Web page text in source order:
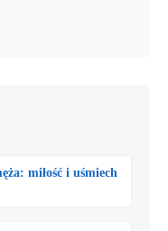
miłość i uśmiech